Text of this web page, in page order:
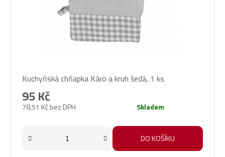
hodnocení
produktu
je
5,0
Kuchyňská chňapka Káro a kruh šedá, 1 ks
78,51 Kč bez DPH
95 Kč
Skladem
DO KOŠÍKU